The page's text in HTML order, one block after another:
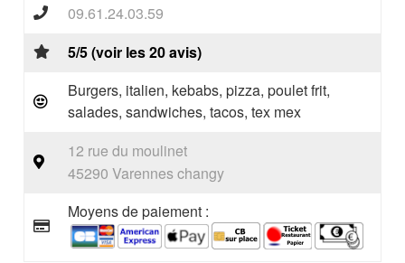
09.61.24.03.59
5/5 (voir les 20 avis)
Burgers, italien, kebabs, pizza, poulet frit,
salades, sandwiches, tacos, tex mex
12 rue du moulinet
45290 Varennes changy
Moyens de paiement :